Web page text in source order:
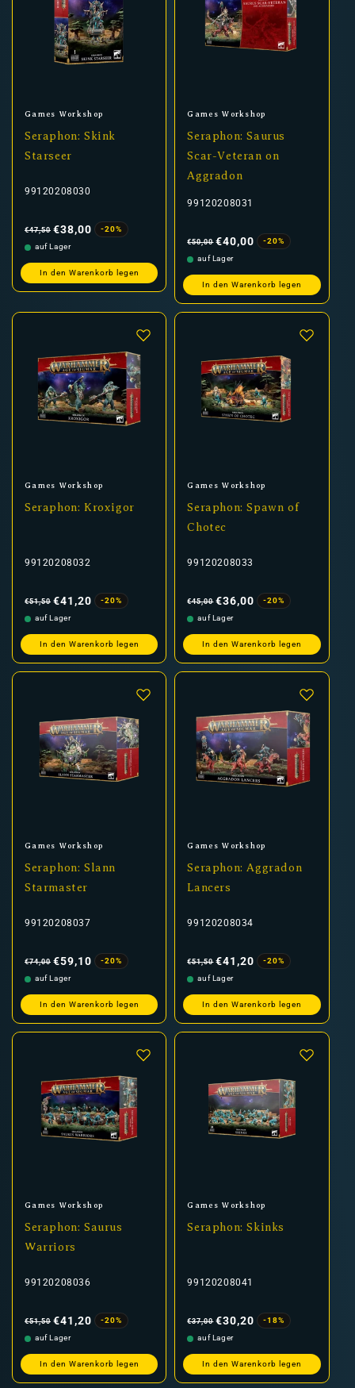
Anbieter:
Games Workshop
Seraphon: Skink
Starseer
99120208030
Preis
€47,50 €38,00
-20%
auf Lager
In den Warenkorb legen
Anbieter:
Games Workshop
Seraphon: Saurus
Scar-Veteran on
Aggradon
99120208031
Preis
€50,00 €40,00
-20%
auf Lager
In den Warenkorb legen
Anbieter:
Games Workshop
Seraphon: Kroxigor
99120208032
Preis
€51,50 €41,20
-20%
auf Lager
In den Warenkorb legen
Anbieter:
Games Workshop
Seraphon: Spawn of
Chotec
99120208033
Preis
€45,00 €36,00
-20%
auf Lager
In den Warenkorb legen
Anbieter:
Games Workshop
Seraphon: Slann
Starmaster
99120208037
Preis
€74,00 €59,10
-20%
auf Lager
In den Warenkorb legen
Anbieter:
Games Workshop
Seraphon: Aggradon
Lancers
99120208034
Preis
€51,50 €41,20
-20%
auf Lager
In den Warenkorb legen
Anbieter:
Games Workshop
Seraphon: Saurus
Warriors
99120208036
Preis
€51,50 €41,20
-20%
auf Lager
In den Warenkorb legen
Anbieter:
Games Workshop
Seraphon: Skinks
99120208041
Preis
€37,00 €30,20
-18%
auf Lager
In den Warenkorb legen